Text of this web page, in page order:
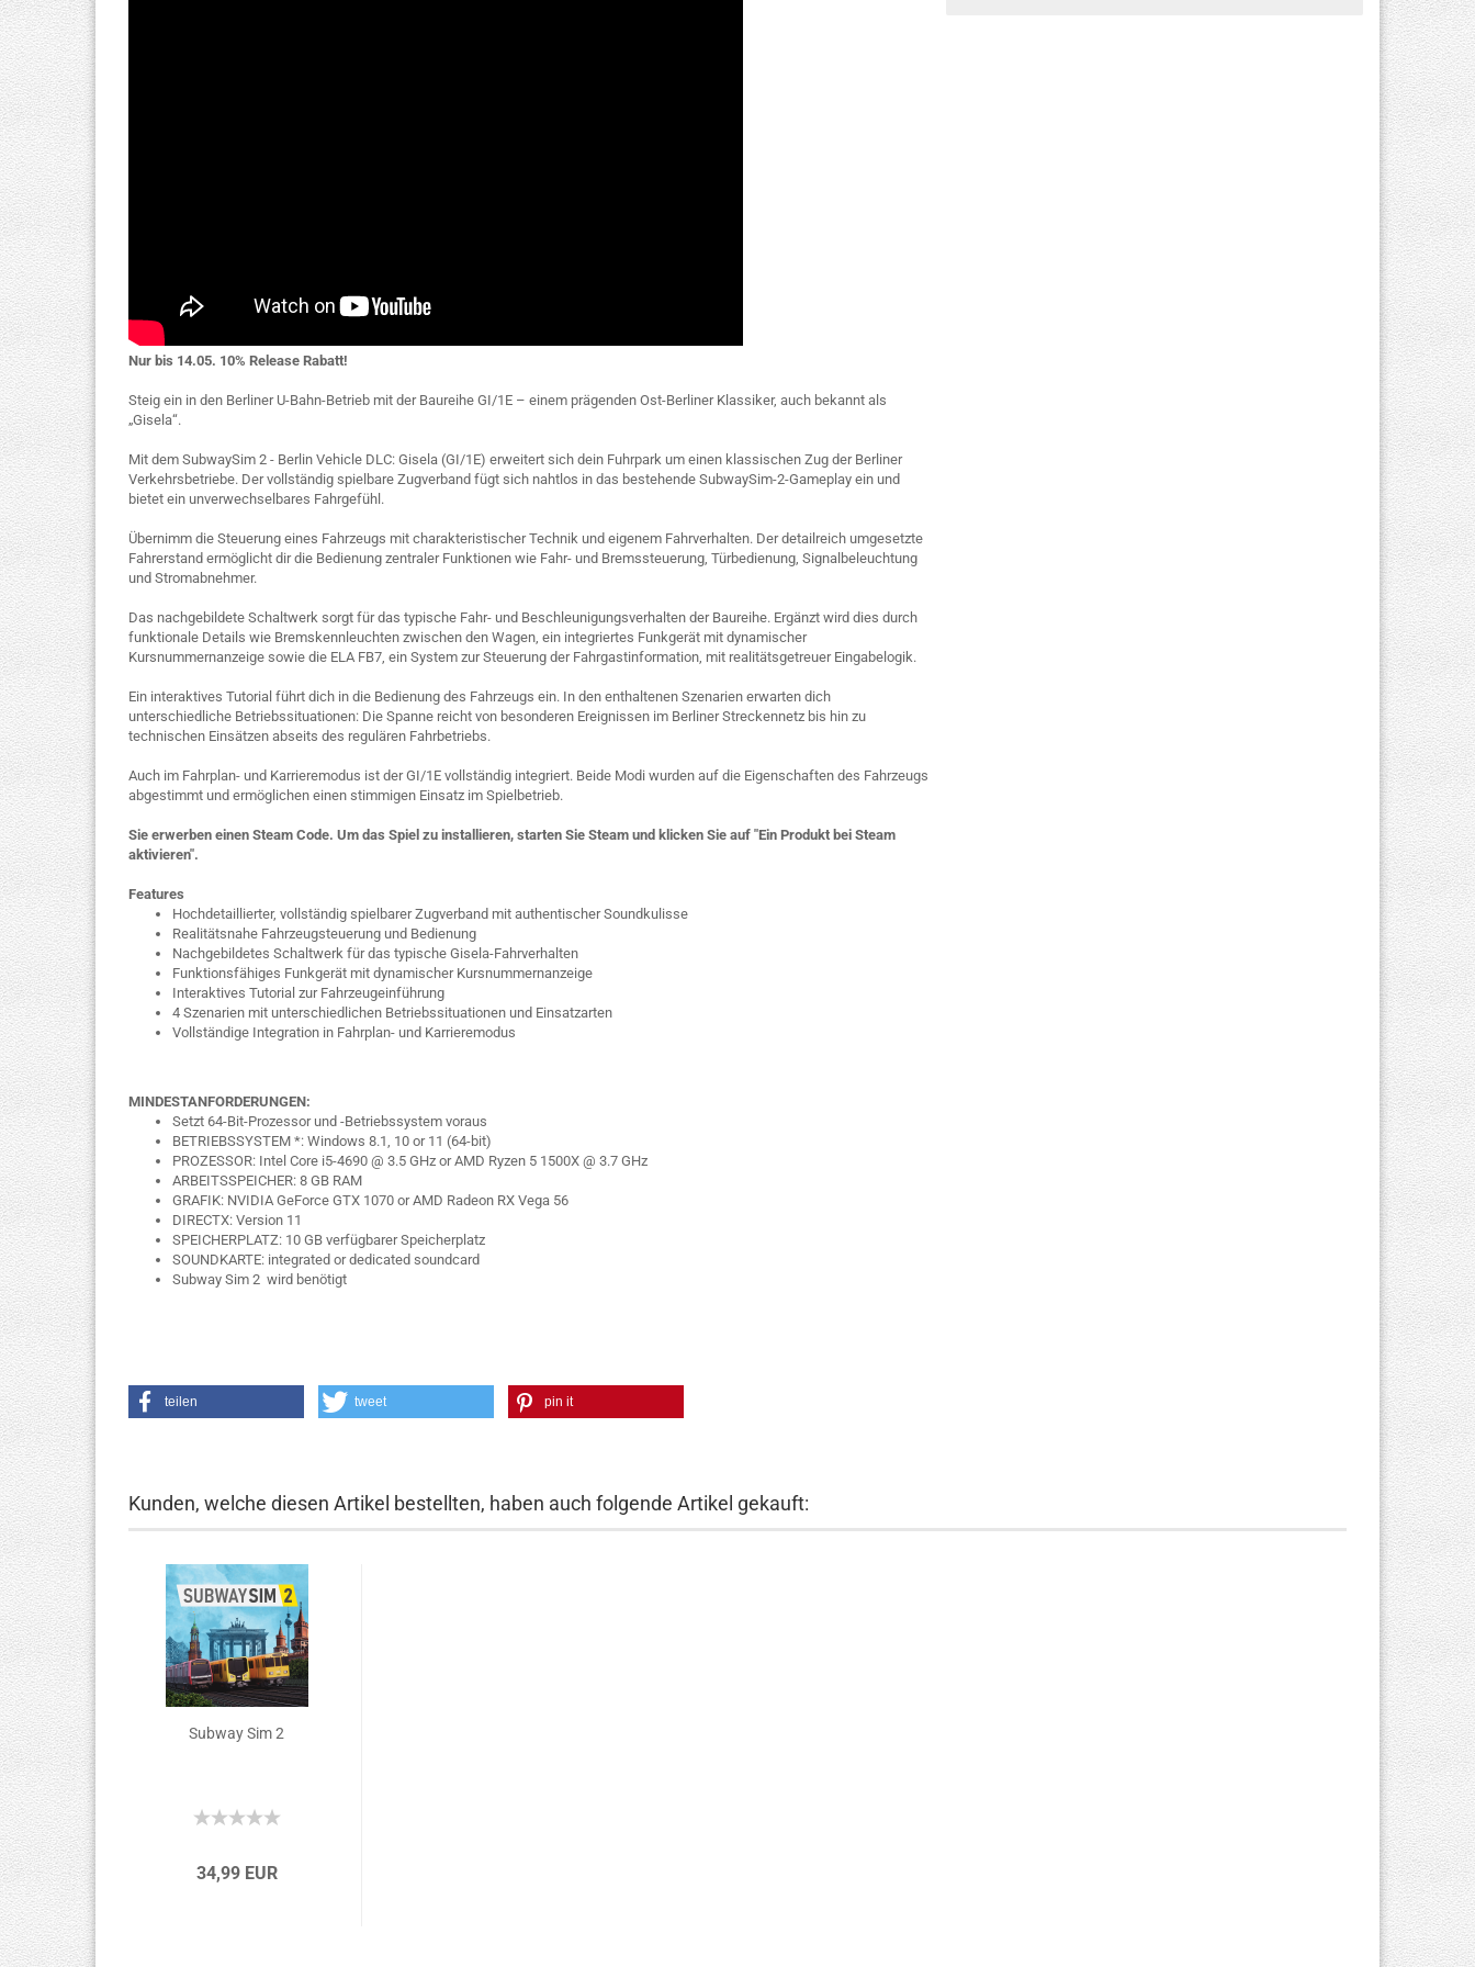
Nur bis 14.05. 10% Release Rabatt!
Steig ein in den Berliner U-Bahn-Betrieb mit der Baureihe GI/1E – einem prägenden Ost-Berliner Klassiker, auch bekannt als
„Gisela“.
Mit dem SubwaySim 2 - Berlin Vehicle DLC: Gisela (GI/1E) erweitert sich dein Fuhrpark um einen klassischen Zug der Berliner
Verkehrsbetriebe. Der vollständig spielbare Zugverband fügt sich nahtlos in das bestehende SubwaySim-2-Gameplay ein und
bietet ein unverwechselbares Fahrgefühl.
Übernimm die Steuerung eines Fahrzeugs mit charakteristischer Technik und eigenem Fahrverhalten. Der detailreich umgesetzte
Fahrerstand ermöglicht dir die Bedienung zentraler Funktionen wie Fahr- und Bremssteuerung, Türbedienung, Signalbeleuchtung
und Stromabnehmer.
Das nachgebildete Schaltwerk sorgt für das typische Fahr- und Beschleunigungsverhalten der Baureihe. Ergänzt wird dies durch
funktionale Details wie Bremskennleuchten zwischen den Wagen, ein integriertes Funkgerät mit dynamischer
Kursnummernanzeige sowie die ELA FB7, ein System zur Steuerung der Fahrgastinformation, mit realitätsgetreuer Eingabelogik.
Ein interaktives Tutorial führt dich in die Bedienung des Fahrzeugs ein. In den enthaltenen Szenarien erwarten dich
unterschiedliche Betriebssituationen: Die Spanne reicht von besonderen Ereignissen im Berliner Streckennetz bis hin zu
technischen Einsätzen abseits des regulären Fahrbetriebs.
Auch im Fahrplan- und Karrieremodus ist der GI/1E vollständig integriert. Beide Modi wurden auf die Eigenschaften des Fahrzeugs
abgestimmt und ermöglichen einen stimmigen Einsatz im Spielbetrieb.
Sie erwerben einen Steam Code. Um das Spiel zu installieren, starten Sie Steam und klicken Sie auf "Ein Produkt bei Steam
aktivieren".
Features
Hochdetaillierter, vollständig spielbarer Zugverband mit authentischer Soundkulisse
Realitätsnahe Fahrzeugsteuerung und Bedienung
Nachgebildetes Schaltwerk für das typische Gisela-Fahrverhalten
Funktionsfähiges Funkgerät mit dynamischer Kursnummernanzeige
Interaktives Tutorial zur Fahrzeugeinführung
4 Szenarien mit unterschiedlichen Betriebssituationen und Einsatzarten
Vollständige Integration in Fahrplan- und Karrieremodus
MINDESTANFORDERUNGEN:
Setzt 64-Bit-Prozessor und -Betriebssystem voraus
BETRIEBSSYSTEM *: Windows 8.1, 10 or 11 (64-bit)
PROZESSOR: Intel Core i5-4690 @ 3.5 GHz or AMD Ryzen 5 1500X @ 3.7 GHz
ARBEITSSPEICHER: 8 GB RAM
GRAFIK: NVIDIA GeForce GTX 1070 or AMD Radeon RX Vega 56
DIRECTX: Version 11
SPEICHERPLATZ: 10 GB verfügbarer Speicherplatz
SOUNDKARTE: integrated or dedicated soundcard
Subway Sim 2 wird benötigt
teilen tweet pin it
Kunden, welche diesen Artikel bestellten, haben auch folgende Artikel gekauft:
Subway Sim 2
34,99 EUR